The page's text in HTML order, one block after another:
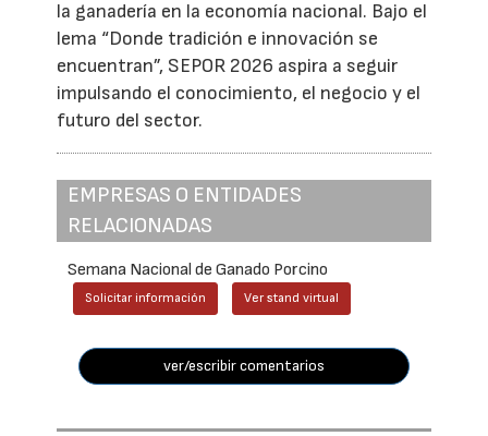
la ganadería en la economía nacional. Bajo el
lema “Donde tradición e innovación se
encuentran”, SEPOR 2026 aspira a seguir
impulsando el conocimiento, el negocio y el
futuro del sector.
EMPRESAS O ENTIDADES
RELACIONADAS
Semana Nacional de Ganado Porcino
Solicitar información Ver stand virtual
ver/escribir comentarios